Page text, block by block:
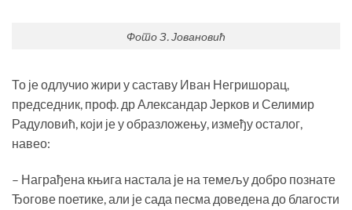
Фото З. Јовановић
То је одлучио жири у саставу Иван Негришорац,
председник, проф. др Александар Јерков и Селимир
Радуловић, који је у образложењу, између осталог,
навео:
– Награђена књига настала је на темељу добро познате
Ђогове поетике, али је сада песма доведена до благости